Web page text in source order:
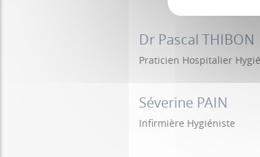
Dr Pascal
Praticien Hospitalier
Séverine PAIN
Infirmière Hygiéniste